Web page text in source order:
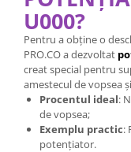
U000?
Pentru a obține o
PRO.CO a dezvoltat
creat special pentru
amestecul de vopsea
Procentul ideal:
de vopsea;
Exemplu practic:
potențiator.